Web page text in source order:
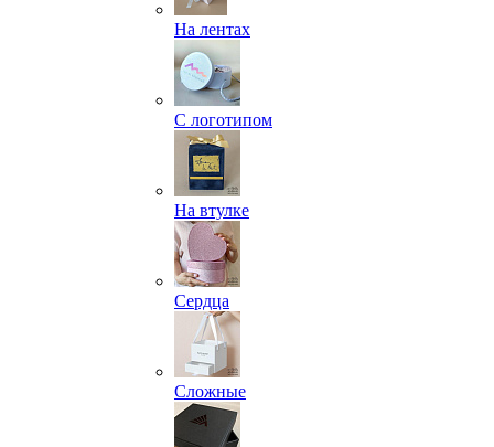
На лентах
С логотипом
На втулке
Сердца
Сложные